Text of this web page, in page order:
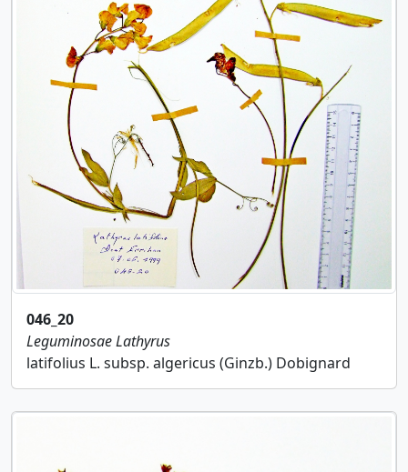
046_20
LeguminosaeLathyrus
latifolius L. subsp. algericus (Ginzb.) Dobignard